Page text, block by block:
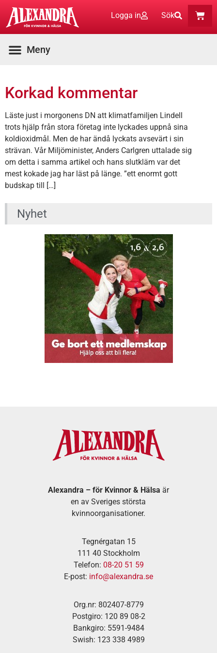
Logga in Sök
Korkad kommentar
Läste just i morgonens DN att klimatfamiljen Lindell
trots hjälp från stora företag inte lyckades uppnå sina
koldioxidmål. Men de har ändå lyckats avsevärt i sin
strävan. Vår Miljöminister, Anders Carlgren uttalade sig
om detta i samma artikel och hans slutkläm var det
mest kokade jag har läst på länge. ”ett enormt gott
budskap till […]
Nyhet
Alexandra – för Kvinnor & Hälsa är
en av Sveriges största
kvinnoorganisationer.
Tegnérgatan 15
111 40 Stockholm
Telefon: 08-20 51 59
E-post: info@alexandra.se
Org.nr: 802407-8779
Postgiro: 120 89 08-2
Bankgiro: 5591-9484
Swish: 123 338 4989